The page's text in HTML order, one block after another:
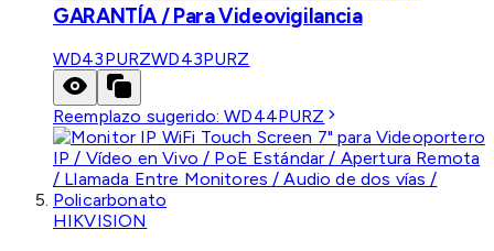
GARANTÍA / Para Videovigilancia
WD43PURZWD43PURZ
Reemplazo sugerido:WD44PURZ
HIKVISION